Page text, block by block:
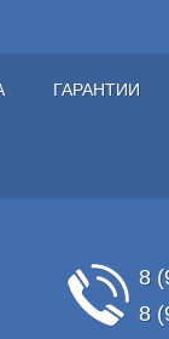
ГАРАНТИИ
8
8